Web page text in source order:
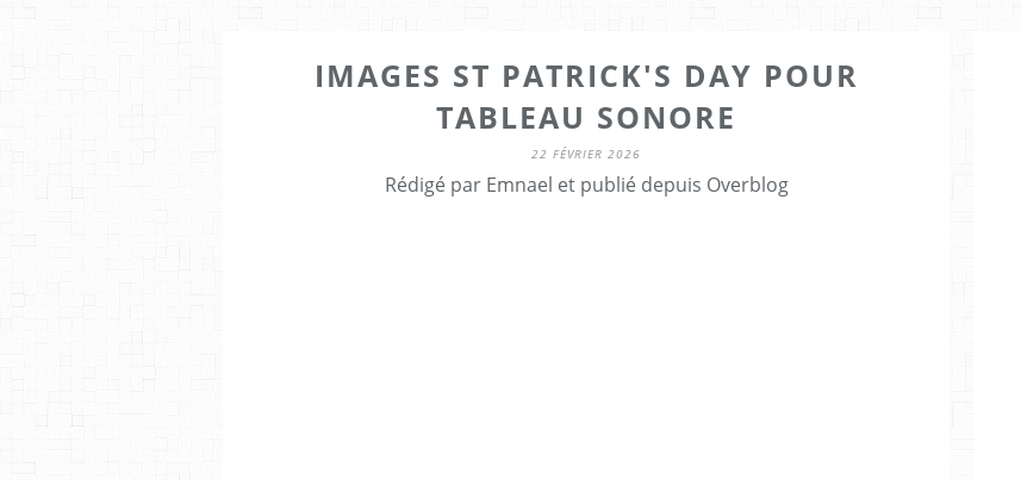
IMAGES ST PATRICK'S DAY POUR
TABLEAU SONORE
22 FÉVRIER 2026
Rédigé par Emnael et publié depuis Overblog